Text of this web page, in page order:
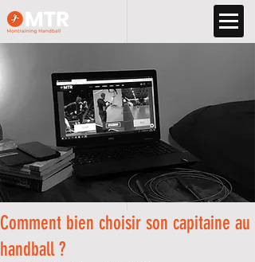
Comment bien choisir son capitaine au
handball ?